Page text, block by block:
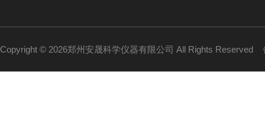
Copyright © 2026郑州安晟科学仪器有限公司 All Rights Reserved